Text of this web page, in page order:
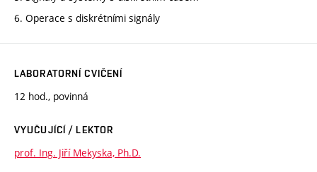
6. Operace s diskrétními signály
LABORATORNÍ CVIČENÍ
12 hod., povinná
VYUČUJÍCÍ / LEKTOR
prof. Ing. Jiří Mekyska, Ph.D.